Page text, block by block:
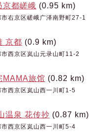
京都嵯峨 (0.95 km)
右京区嵯峨广泽南野町27-1
京都 (0.9 km)
西京区岚山元录山町11-2
MAMA旅馆 (0.82 km)
市西京区岚山西一川町1-5
温泉 花传抄 (0.87 km)
市西京区岚山西一川町5-4